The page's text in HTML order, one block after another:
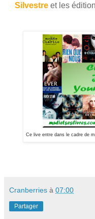
Silvestreet les
Ce live entre dans le cadre de
Cranberries à 07:00
Partager